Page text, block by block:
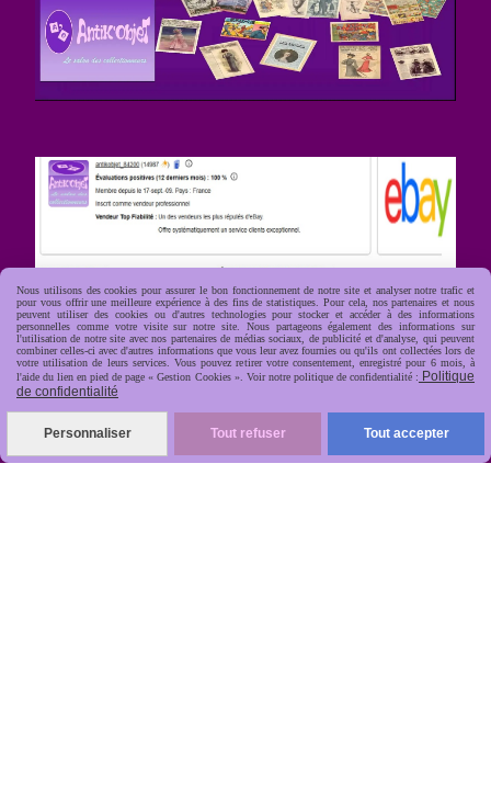
 apide, soignée, sécurisée
Nous utilisons des cookies pour assurer le bon fonctionnement de notre site et analyser notre trafic et
pour vous offrir une meilleure expérience à des fins de statistiques. Pour cela, nos partenaires et nous
peuvent utiliser des cookies ou d'autres technologies pour stocker et accéder à des informations
personnelles comme votre visite sur notre site. Nous partageons également des informations sur
l'utilisation de notre site avec nos partenaires de médias sociaux, de publicité et d'analyse, qui peuvent
combiner celles-ci avec d'autres informations que vous leur avez fournies ou qu'ils ont collectées lors de
votre utilisation de leurs services. Vous pouvez retirer votre consentement, enregistré pour 6 mois, à
l'aide du lien en pied de page « Gestion Cookies ». Voir notre politique de confidentialité : Politique
de confidentialité
Personnaliser Tout refuser Tout accepter